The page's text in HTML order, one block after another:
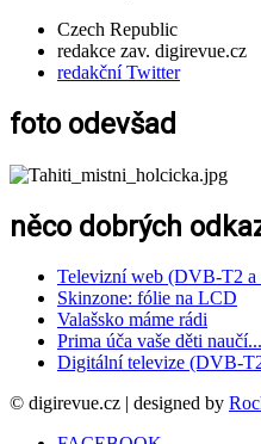
Czech Republic
redakce zav. digirevue.cz
redakční Twitter
foto odevšad
něco dobrých
Televizní web (DVB-T2 a
Skinzone: fólie na LCD
Valašsko máme rádi
Prima úča vaše děti naučí...
Digitální televize (DVB-
© digirevue.cz | designed by